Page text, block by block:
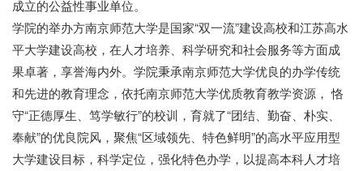
成立的公益性事业单位。
学院的举办方南京师范大学是国家“双一流”建设高校和江苏高水
平大学建设高校，在人才培养、科学研究和社会服务等方面成
果卓著，享誉海内外。学院秉承南京师范大学优良的办学传统
和先进的教育理念，依托南京师范大学优质教育教学资源， 恪
守“正德厚生、笃学敏行”的校训，育就了“团结、勤奋、朴实、
奉献”的优良院风，聚焦“区域领先、特色鲜明”的高水平应用型
大学建设目标，科学定位，强化特色办学，以提高本科人才培